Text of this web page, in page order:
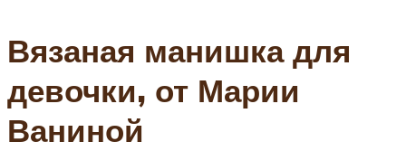
Вязаная манишка для
девочки, от Марии
Ваниной